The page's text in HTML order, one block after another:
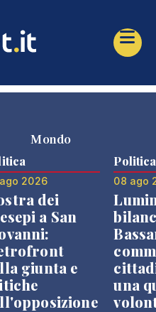
Mondo
2026
dei
a San
giunta e
Politica
08 ago
una